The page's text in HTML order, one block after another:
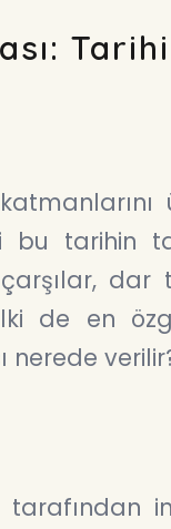
Tarihi
bu tarihin
dar
de en
nerede
tarafından